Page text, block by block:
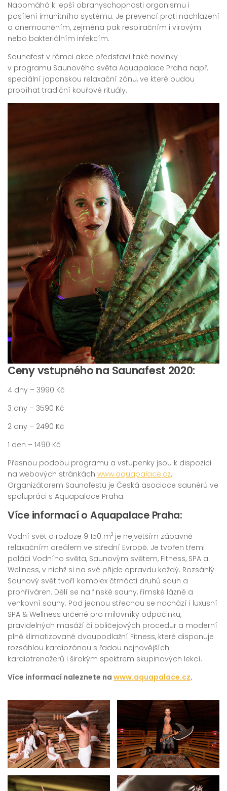
Napomáhá k lepší obranyschopnosti organismu i
posílení imunitního systému. Je prevencí proti nachlazení
a onemocněním, zejména pak respiračním i virovým
nebo bakteriálním infekcím.
Saunafest v rámci akce představí také novinky
v programu Saunového světa Aquapalace Praha např.
speciální japonskou relaxační zónu, ve které budou
probíhat tradiční kouřové rituály.
Ceny vstupného na Saunafest 2020:
4 dny – 3990 Kč
3 dny – 3590 Kč
2 dny – 2490 Kč
1 den – 1490 Kč
Přesnou podobu programu a vstupenky jsou k dispozici
na webových stránkách www.aquapalace.cz.
Organizátorem Saunafestu je Česká asociace saunérů ve
spolupráci s Aquapalace Praha.
Více informací o Aquapalace Praha:
Vodní svět o rozloze 9 150 m2 je největším zábavně
relaxačním areálem ve střední Evropě. Je tvořen třemi
paláci Vodního světa, Saunovým světem, Fitness, SPA a
Wellness, v nichž si na své přijde opravdu každý. Rozsáhlý
Saunový svět tvoří komplex čtrnácti druhů saun a
prohříváren. Dělí se na finské sauny, římské lázně a
venkovní sauny. Pod jednou střechou se nachází i luxusní
SPA & Wellness určené pro milovníky odpočinku,
pravidelných masáží či obličejových procedur a moderní
plně klimatizované dvoupodlažní Fitness, které disponuje
rozsáhlou kardiozónou s řadou nejnovějších
kardiotrenažerů i širokým spektrem skupinových lekcí.
Více informací naleznete na www.aquapalace.cz.